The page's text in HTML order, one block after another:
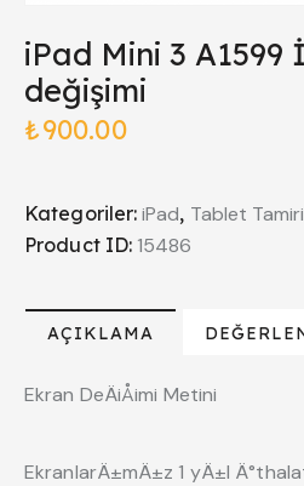
iPad Mini 3 A1599
değişimi
₺900.00
Kategoriler:iPad, Tablet Tamiri
Product ID: 15486
AÇIKLAMA
Ekran DeÄiÅimi Metini
EkranlarÄ±mÄ±z 1 yÄ±l